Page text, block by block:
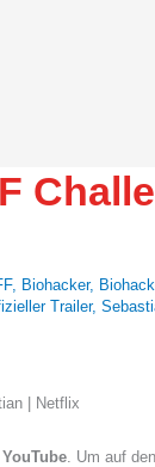
, Biohacker,
Trailer,
| Netflix
YouTube . Um auf